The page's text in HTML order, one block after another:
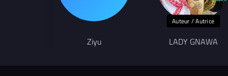
Ziyu
Auteur / Autrice
LADY GNAWA